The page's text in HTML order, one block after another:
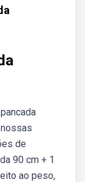
de
90 cm + 1
ao peso,